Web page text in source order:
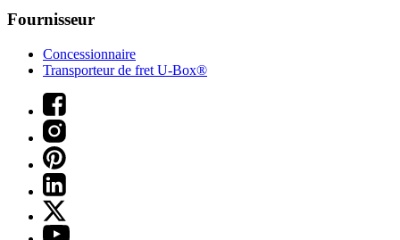
Fournisseur
Concessionnaire
Transporteur de fret U-Box®